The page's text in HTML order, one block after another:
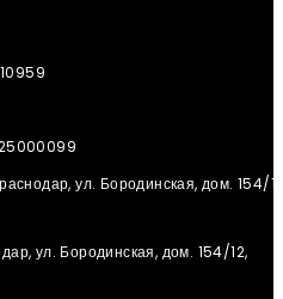
ул. Бородинская, дом. 154/
ул. Бородинская, дом. 154/12,